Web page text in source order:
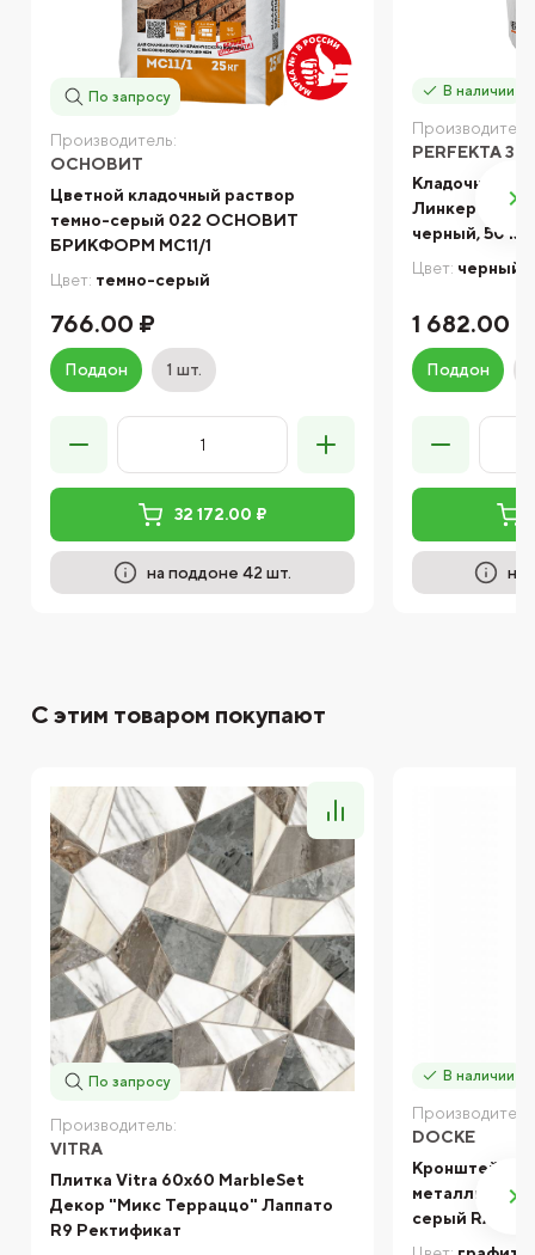
По запросу
Производитель:
ОСНОВИТ
Цветной кладочный раствор
темно-серый 022 ОСНОВИТ
БРИКФОРМ МС11/1
Цвет: темно-серый
766.00 ₽
Поддон 1 шт.
32 172.00 ₽
на поддоне 42 шт.
В наличии
PERFEKTA
Кладочный
Линкер
черный, 50 кг
Цвет: черный
1 682.00 ₽
Поддон
на
С этим товаром покупают
По запросу
Производитель:
VITRA
Плитка Vitra 60х60 MarbleSet
Декор "Микс Терраццо" Лаппато
R9 Ректификат
В наличии
DOCKE
Кронштейн
серый RAL